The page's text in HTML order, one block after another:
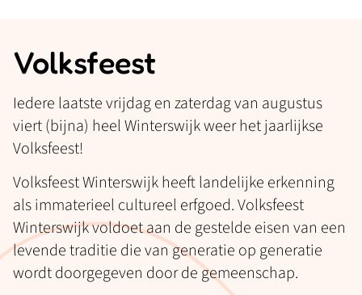
Volksfeest
Iedere laatste vrijdag en zaterdag van augustus
viert (bijna) heel Winterswijk weer het jaarlijkse
Volksfeest!
Volksfeest Winterswijk heeft landelijke erkenning
als immaterieel cultureel erfgoed. Volksfeest
Winterswijk voldoet aan de gestelde eisen van een
levende traditie die van generatie op generatie
wordt doorgegeven door de gemeenschap.